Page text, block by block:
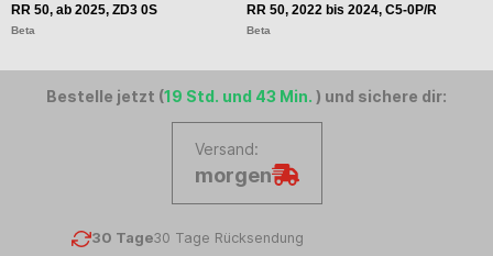
RR 50, ab 2025, ZD3 0S
Beta
RR 50, 2022 bis 2024, C5-0P/R
Beta
Bestelle jetzt (19 Std. und 43 Min. ) und sichere dir:
Versand:
morgen
30 Tage30 Tage Rücksendung